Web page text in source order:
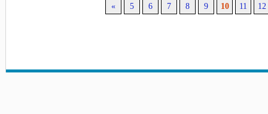
« 5 6 7 8 9 10 11 12